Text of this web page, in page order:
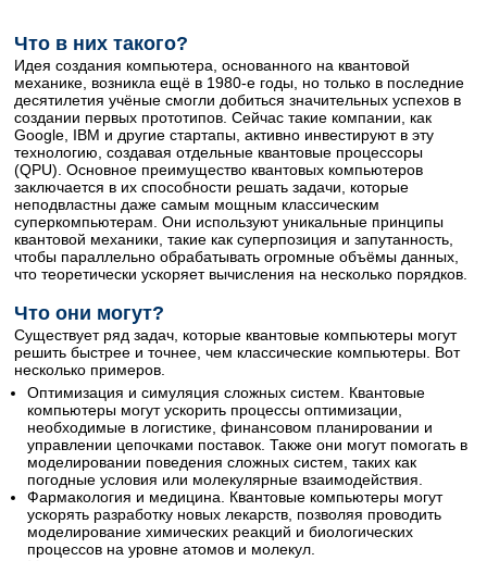
Что в них такого?
Идея создания компьютера, основанного на квантовой
механике, возникла ещё в 1980-е годы, но только в последние
десятилетия учёные смогли добиться значительных успехов в
создании первых прототипов. Сейчас такие компании, как
Google, IBM и другие стартапы, активно инвестируют в эту
технологию, создавая отдельные квантовые процессоры
(QPU). Основное преимущество квантовых компьютеров
заключается в их способности решать задачи, которые
неподвластны даже самым мощным классическим
суперкомпьютерам. Они используют уникальные принципы
квантовой механики, такие как суперпозиция и запутанность,
чтобы параллельно обрабатывать огромные объёмы данных,
что теоретически ускоряет вычисления на несколько порядков.
Что они могут?
Существует ряд задач, которые квантовые компьютеры могут
решить быстрее и точнее, чем классические компьютеры. Вот
несколько примеров.
Оптимизация и симуляция сложных систем. Квантовые
компьютеры могут ускорить процессы оптимизации,
необходимые в логистике, финансовом планировании и
управлении цепочками поставок. Также они могут помогать в
моделировании поведения сложных систем, таких как
погодные условия или молекулярные взаимодействия.
Фармакология и медицина. Квантовые компьютеры могут
ускорять разработку новых лекарств, позволяя проводить
моделирование химических реакций и биологических
процессов на уровне атомов и молекул.